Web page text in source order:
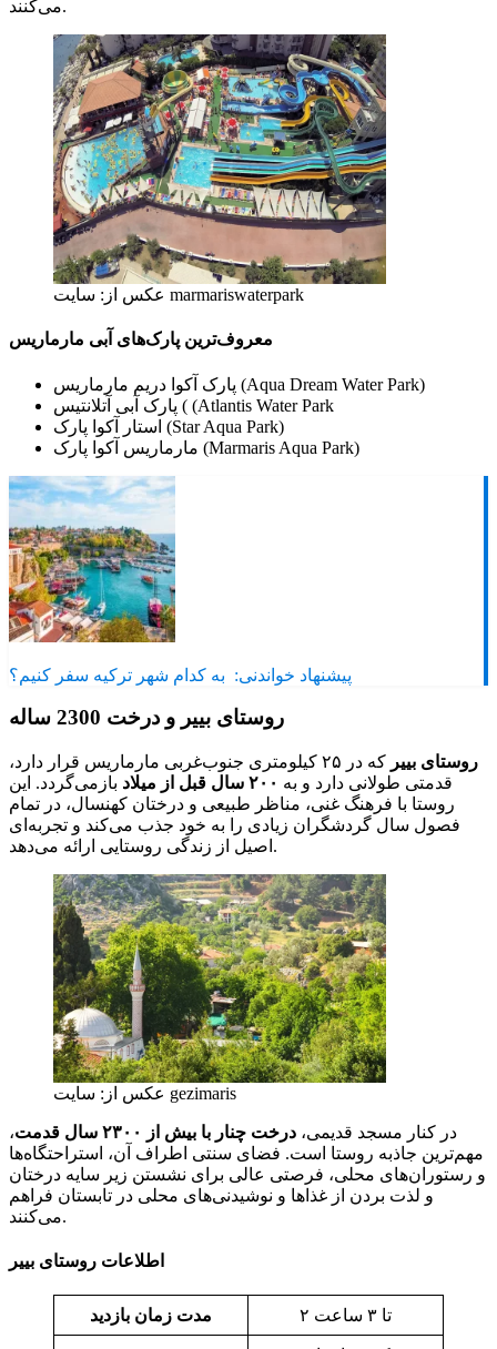
می‌کنند.
عکس از: سایت marmariswaterpark
معروف‌ترین پارک‌های آبی مارماریس
پارک آکوا دریم مارماریس (Aqua Dream Water Park)
پارک آبی آتلانتیس ( (Atlantis Water Park
استار آکوا پارک (Star Aqua Park)
مارماریس آکوا پارک (Marmaris Aqua Park)
پیشنهاد خواندنی: به کدام شهر ترکیه سفر کنیم؟
روستای بییر و درخت 2300 ساله
روستای بییر
که در ۲۵ کیلومتری جنوب‌غربی مارماریس قرار دارد،
قدمتی طولانی دارد و به
بازمی‌گردد. این
روستا با فرهنگ غنی، مناظر طبیعی و درختان کهنسال، در تمام
فصول سال گردشگران زیادی را به خود جذب می‌کند و تجربه‌ای
اصیل از زندگی روستایی ارائه می‌دهد.
عکس از: سایت gezimaris
در کنار مسجد قدیمی، درخت چنار با بیش از ۲۳۰۰ سال قدمت
،
مهم‌ترین جاذبه روستا است. فضای سنتی اطراف آن، استراحتگاه‌ها
و رستوران‌های محلی، فرصتی عالی برای نشستن زیر سایه درختان
و لذت بردن از غذاها و نوشیدنی‌های محلی در تابستان فراهم
می‌کنند.
اطلاعات روستای بییر
مدت زمان بازدید ۲ تا ۳ ساعت